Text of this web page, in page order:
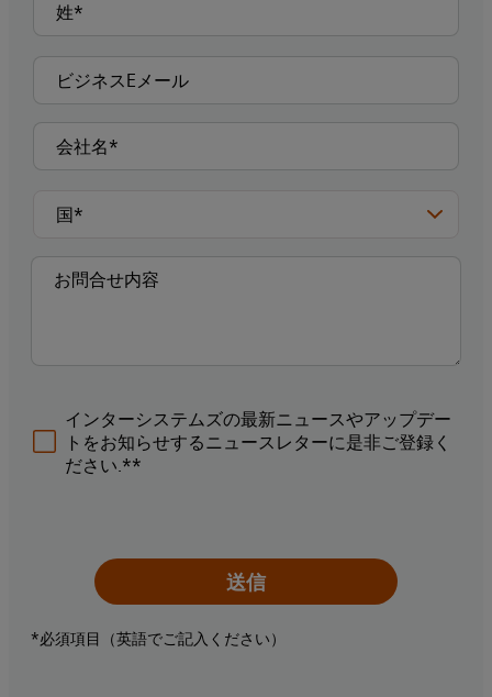
インターシステムズの最新ニュースやアップデー
トをお知らせするニュースレターに是非ご登録く
ださい.**
送信
*必須項目（英語でご記入ください）